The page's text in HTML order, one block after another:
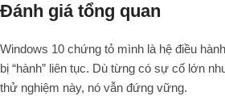
Đánh giá tổng quan
Windows 10 chứng tỏ mình là hệ điều
bị “hành” liên tục. Dù từng có sự cố lớn
thử nghiệm này, nó vẫn đứng vững.